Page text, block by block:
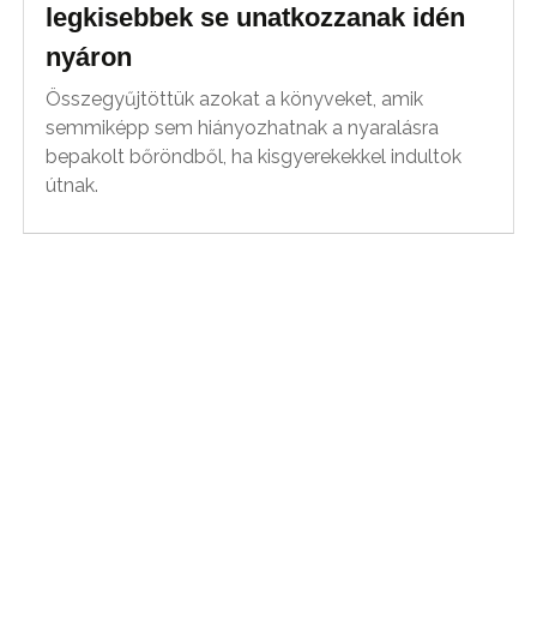
legkisebbek se unatkozzanak idén
nyáron
Összegyűjtöttük azokat a könyveket, amik
semmiképp sem hiányozhatnak a nyaralásra
bepakolt bőröndből, ha kisgyerekekkel indultok
útnak.